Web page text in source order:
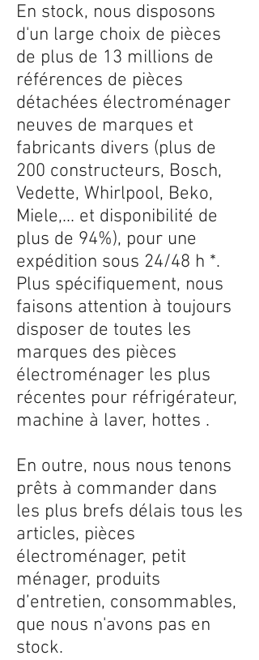
En stock, nous disposons
d'un large choix de pièces
de plus de 13 millions de
références de pièces
détachées électroménager
neuves de marques et
fabricants divers (plus de
200 constructeurs, Bosch,
Vedette, Whirlpool, Beko,
Miele,... et disponibilité de
plus de 94%), pour une
expédition sous 24/48 h *.
Plus spécifiquement, nous
faisons attention à toujours
disposer de toutes les
marques des pièces
électroménager les plus
récentes pour réfrigérateur,
machine à laver, hottes .
En outre, nous nous tenons
prêts à commander dans
les plus brefs délais tous les
articles, pièces
électroménager, petit
ménager, produits
d’entretien, consommables,
que nous n'avons pas en
stock.